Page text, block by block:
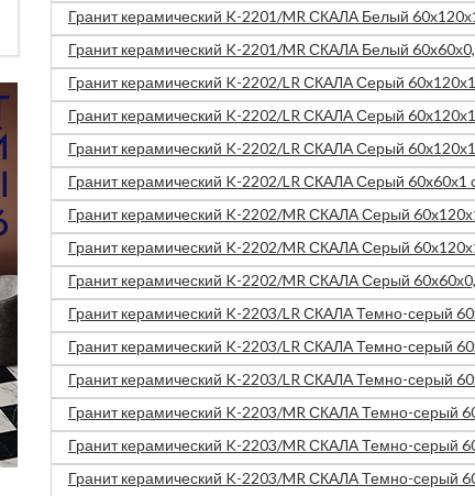
Гранит керамический K-2201/MR СКАЛА Белый 60x120х1
Гранит керамический K-2201/MR СКАЛА Белый
Гранит керамический K-2202/LR СКАЛА Серый
Гранит керамический K-2202/LR СКАЛА Серый 60x120х1
Гранит керамический K-2202/LR СКАЛА Серый
Гранит керамический K-2202/LR СКАЛА Серый 60x60х1
Гранит керамический K-2202/MR СКАЛА Серый
Гранит керамический K-2202/MR СКАЛА Серый
Гранит керамический K-2202/MR СКАЛА Серый
Гранит керамический K-2203/LR СКАЛА Темно-серый
Гранит керамический K-2203/LR СКАЛА Темно-серый
Гранит керамический K-2203/LR СКАЛА Темно-серый
Гранит керамический K-2203/MR СКАЛА Темно-серый
Гранит керамический K-2203/MR СКАЛА Темно-серый
Гранит керамический K-2203/MR СКАЛА Темно-серый